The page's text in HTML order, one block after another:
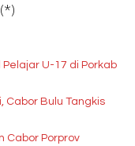
U-17 di Porkab
Cabor Bulu Tangkis
Cabor Porprov